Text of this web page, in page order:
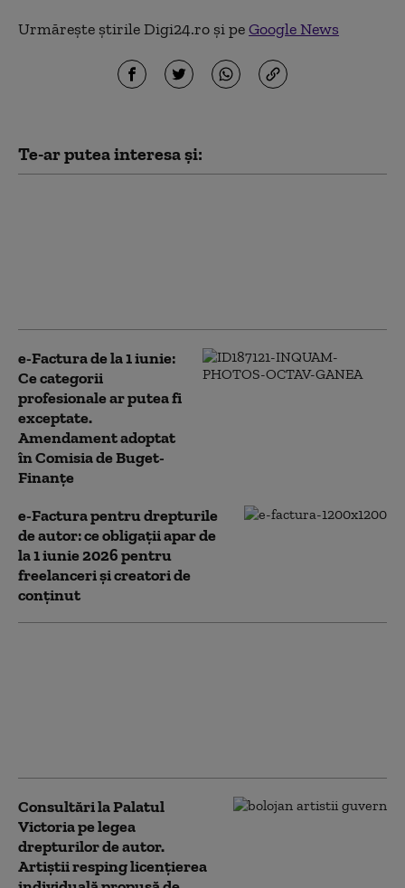
Urmărește știrile Digi24.ro și peGoogle News
Te-ar putea interesa și:
e-Factura de la 1 iunie:
Ce categorii
profesionale ar putea fi
exceptate.
Amendament adoptat
în Comisia de Buget-
Finanțe
e-Factura pentru drepturile
de autor: ce obligații apar de
la 1 iunie 2026 pentru
freelanceri și creatori de
conținut
Consultări la Palatul
Victoria pe legea
drepturilor de autor.
Artiștii resping licențierea